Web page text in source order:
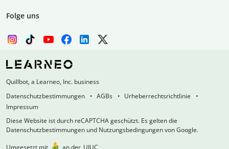
Folge uns
Quillbot, a Learneo, Inc. business
Datenschutzbestimmungen
AGBs
Urheberrechtsrichtlinie
Impressum
Diese Website ist durch reCAPTCHA geschützt. Es gelten die
Datenschutzbestimmungen und Nutzungsbedingungen von Google.